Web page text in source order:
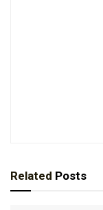
Related Posts